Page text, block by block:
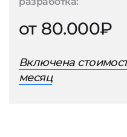
от 80.000₽
Включена
месяц